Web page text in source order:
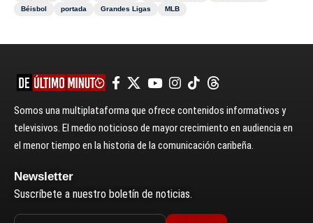
Béisbol
portada Grandes Ligas MLB
Somos una multiplataforma que ofrece contenidos informativos y
televisivos. El medio noticioso de mayor crecimiento en audiencia en
el menor tiempo en la historia de la comunicación caribeña.
Newsletter
Suscríbete a nuestro boletín de noticias.